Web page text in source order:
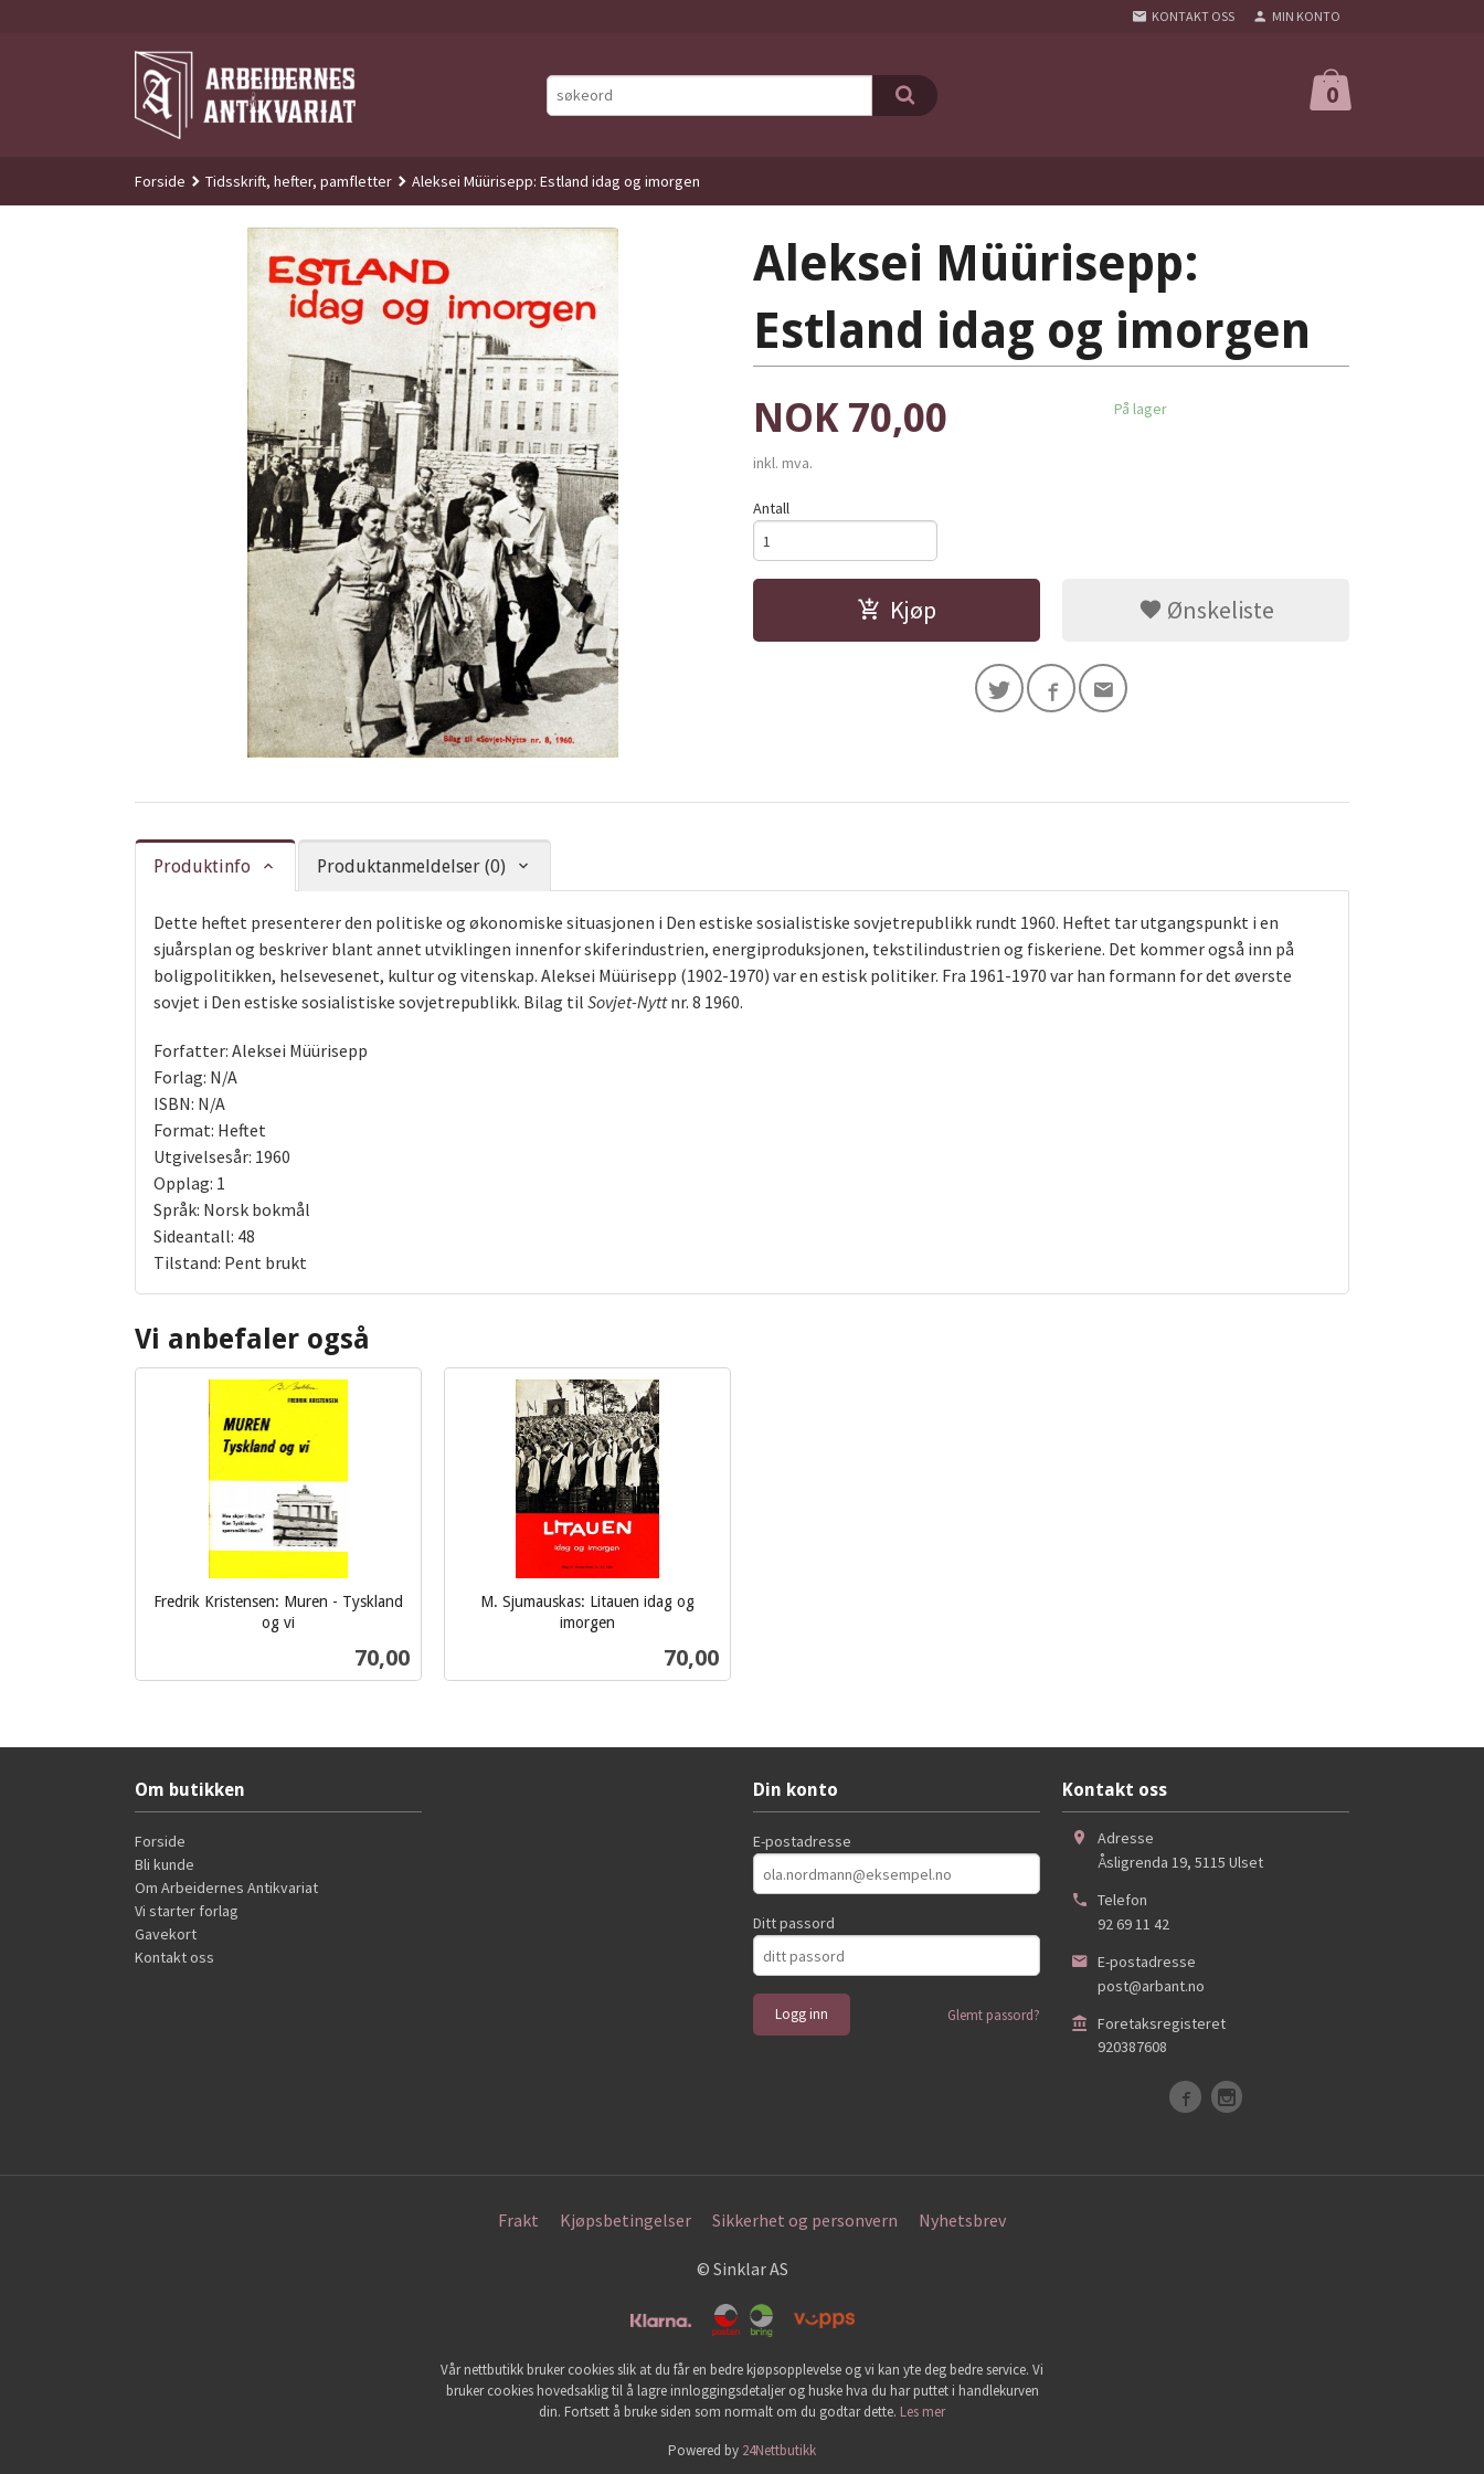
KONTAKT OSS MIN KONTO
0
Forside Tidsskrift, hefter, pamfletter Aleksei Müürisepp: Estland idag og imorgen
Aleksei Müürisepp:
Estland idag og imorgen
Pris
NOK 70,00
inkl. mva.
På lager
Antall
Kjøp Ønskeliste
Produktinfo Produktanmeldelser (0)
Dette heftet presenterer den politiske og økonomiske situasjonen i Den estiske sosialistiske sovjetrepublikk rundt 1960. Heftet tar utgangspunkt i en
sjuårsplan og beskriver blant annet utviklingen innenfor skiferindustrien, energiproduksjonen, tekstilindustrien og fiskeriene. Det kommer også inn på
boligpolitikken, helsevesenet, kultur og vitenskap. Aleksei Müürisepp (1902-1970) var en estisk politiker. Fra 1961-1970 var han formann for det øverste
sovjet i Den estiske sosialistiske sovjetrepublikk. Bilag til Sovjet-Nyttnr. 8 1960.
Forfatter: Aleksei Müürisepp
Forlag: N/A
ISBN: N/A
Format: Heftet
Utgivelsesår: 1960
Opplag: 1
Språk: Norsk bokmål
Sideantall: 48
Tilstand: Pent brukt
Vi anbefaler også
Fredrik Kristensen: Muren - Tyskland
og vi
Pris
70,00
M. Sjumauskas: Litauen idag og
imorgen
Pris
70,00
Om butikken
Forside
Bli kunde
Om Arbeidernes Antikvariat
Vi starter forlag
Gavekort
Kontakt oss
Din konto
E-postadresse
Ditt passord
Glemt passord?
Kontakt oss
Adresse
Åsligrenda 19, 5115 Ulset
Telefon
92 69 11 42
E-postadresse
post@arbant.no
Foretaksregisteret
920387608
Frakt Kjøpsbetingelser Sikkerhet og personvern Nyhetsbrev
© Sinklar AS
Vår nettbutikk bruker cookies slik at du får en bedre kjøpsopplevelse og vi kan yte deg bedre service. Vi
bruker cookies hovedsaklig til å lagre innloggingsdetaljer og huske hva du har puttet i handlekurven
din. Fortsett å bruke siden som normalt om du godtar dette. Les mer
Powered by 24Nettbutikk